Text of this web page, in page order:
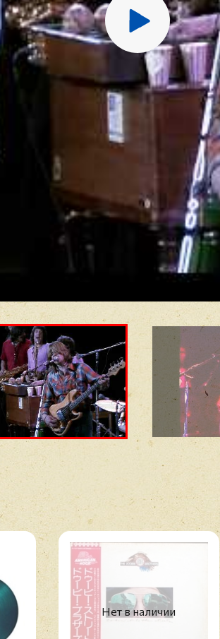
9. Look
10.
DVD:
1.
2.
3. Skin
4. Just
5. Hope
6. You
7. Does
8.
9.
10.
11. A Hit
12. Call
13.
15.
16. (I've
17. 25
18. Got
19. I'm
Нет в наличии